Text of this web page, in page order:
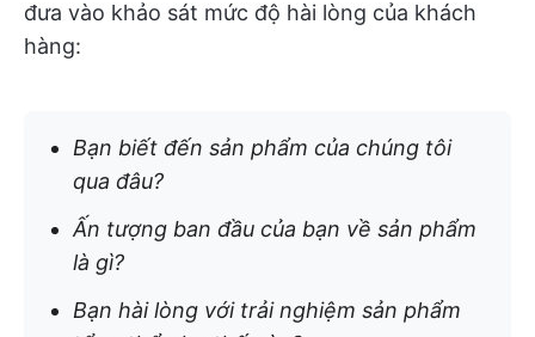
đưa vào khảo sát mức độ hài lòng của khách
hàng:
Bạn biết đến sản phẩm của chúng tôi
qua đâu?
Ấn tượng ban đầu của bạn về sản phẩm
là gì?
Bạn hài lòng với trải nghiệm sản phẩm